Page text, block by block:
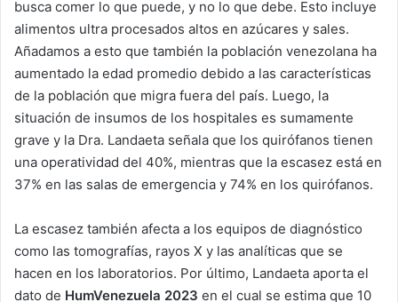
busca comer lo que puede, y no lo que debe. Esto incluye
alimentos ultra procesados altos en azúcares y sales.
Añadamos a esto que también la población venezolana ha
aumentado la edad promedio debido a las características
de la población que migra fuera del país. Luego, la
situación de insumos de los hospitales es sumamente
grave y la Dra. Landaeta señala que los quirófanos tienen
una operatividad del 40%, mientras que la escasez está en
37% en las salas de emergencia y 74% en los quirófanos.
La escasez también afecta a los equipos de diagnóstico
como las tomografías, rayos X y las analíticas que se
hacen en los laboratorios. Por último, Landaeta aporta el
dato de HumVenezuela 2023 en el cual se estima que 10